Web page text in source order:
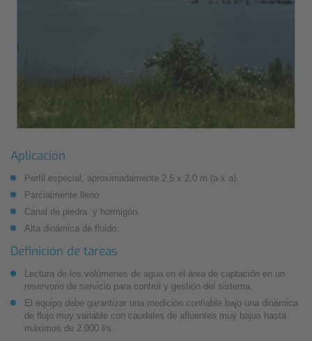
Aplicación
Perfil especial, aproximadamente 2,5 x 2,0 m (a x a).
Parcialmente lleno
Canal de piedra y hormigón.
Alta dinámica de fluido.
Definición de tareas
Lectura de los volúmenes de agua en el área de captación en un
reservorio de servicio para control y gestión del sistema.
El equipo debe garantizar una medición confiable bajo una dinámica
de flujo muy variable con caudales de afluentes muy bajos hasta
máximos de 2.000 l/s.